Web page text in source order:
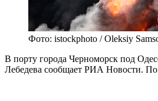
Фото: istockphoto / Oleksiy
В порту города Черноморск под
Лебедева сообщает РИА Новости. По